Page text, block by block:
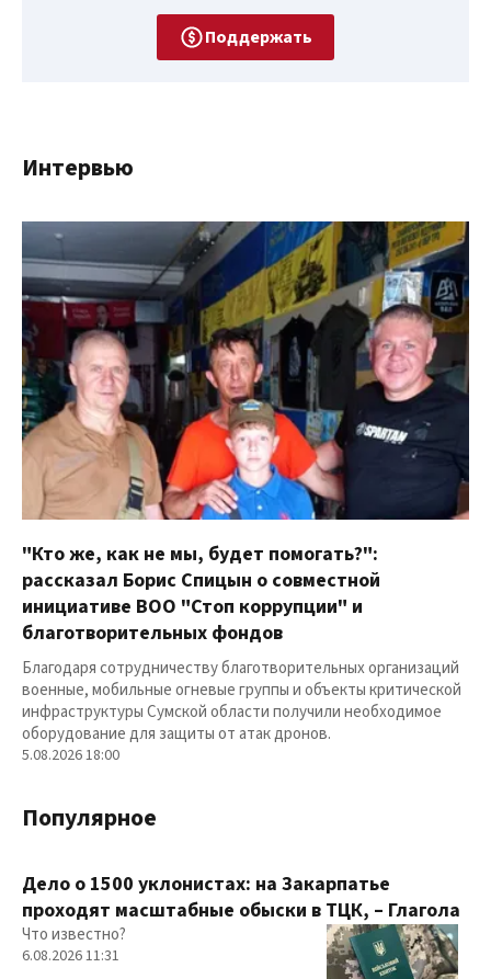
Поддержать
Интервью
"Кто же, как не мы, будет помогать?":
рассказал Борис Спицын о совместной
инициативе ВОО "Стоп коррупции" и
благотворительных фондов
Благодаря сотрудничеству благотворительных организаций
военные, мобильные огневые группы и объекты критической
инфраструктуры Сумской области получили необходимое
оборудование для защиты от атак дронов.
5.08.2026 18:00
Популярное
Дело о 1500 уклонистах: на Закарпатье
проходят масштабные обыски в ТЦК, – Глагола
Что известно?
6.08.2026 11:31